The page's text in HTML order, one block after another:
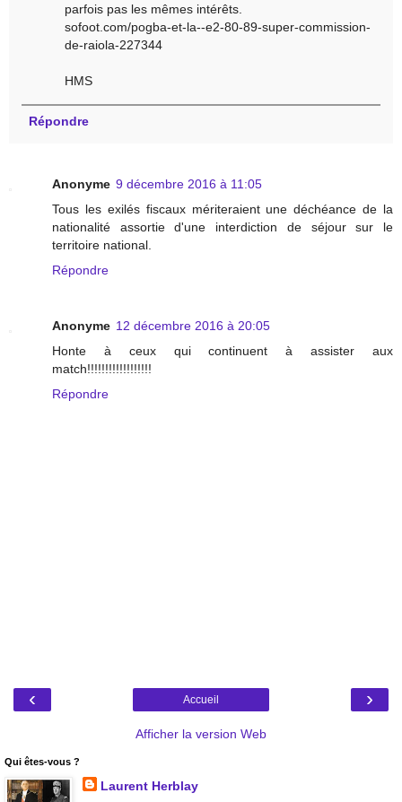
parfois pas les mêmes intérêts.
sofoot.com/pogba-et-la--e2-80-89-super-commission-
de-raiola-227344
HMS
Répondre
Anonyme 9 décembre 2016 à 11:05
Tous les exilés fiscaux mériteraient une déchéance de la
nationalité assortie d'une interdiction de séjour sur le
territoire national.
Répondre
Anonyme 12 décembre 2016 à 20:05
Honte à ceux qui continuent à assister aux
match!!!!!!!!!!!!!!!!!!
Répondre
‹ ›
Accueil
Afficher la version Web
Qui êtes-vous ?
Laurent Herblay